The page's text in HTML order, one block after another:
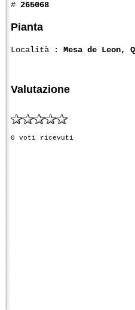
# 265068
Pianta
Località : Mesa de Leon,
Valutazione
0 voti ricevuti